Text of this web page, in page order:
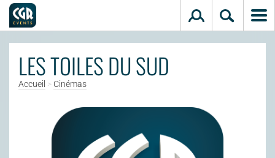
LES TOILES DU SUD
Accueil > Cinémas